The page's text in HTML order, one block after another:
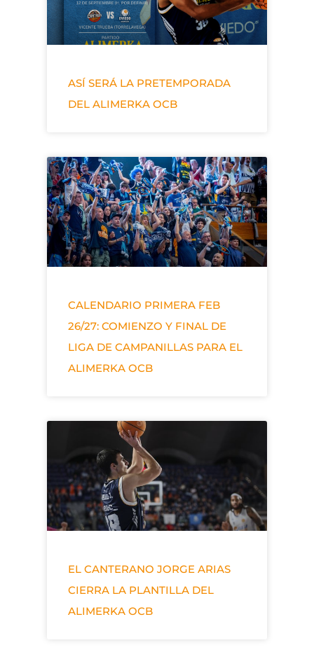
ASÍ SERÁ LA PRETEMPORADA
DEL ALIMERKA OCB
CALENDARIO PRIMERA FEB
26/27: COMIENZO Y FINAL DE
LIGA DE CAMPANILLAS PARA EL
ALIMERKA OCB
EL CANTERANO JORGE ARIAS
CIERRA LA PLANTILLA DEL
ALIMERKA OCB